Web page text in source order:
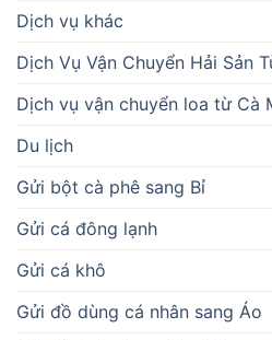
Dịch vụ khác
Dịch Vụ Vận Chuyển Hải Sản
Dịch vụ vận chuyển loa từ Cà
Du lịch
Gửi bột cà phê sang Bỉ
Gửi cá đông lạnh
Gửi cá khô
Gửi đồ dùng cá nhân sang Áo